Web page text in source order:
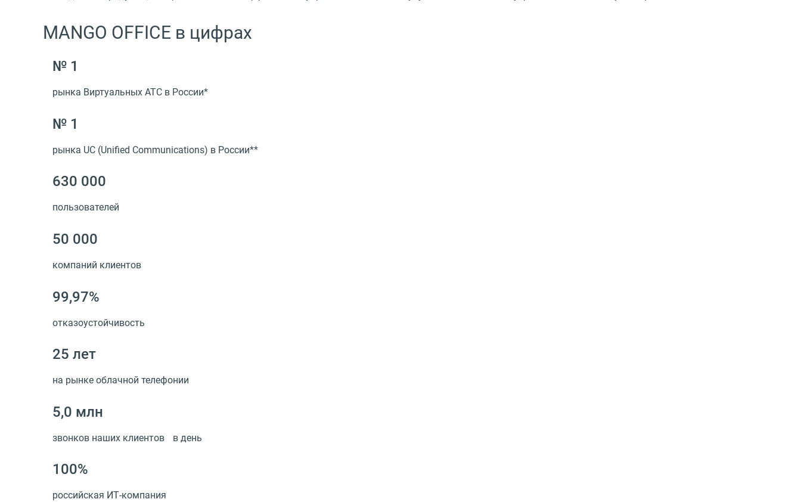
MANGO OFFICE в цифрах
№ 1
рынка Виртуальных АТС в России*
№ 1
рынка UC (Unified Сommunications) в России**
630 000
пользователей
50 000
компаний клиентов
99,97%
отказоустойчивость
25 лет
на рынке облачной телефонии
5,0 млн
звонков наших клиентов в день
100%
российская ИТ-компания